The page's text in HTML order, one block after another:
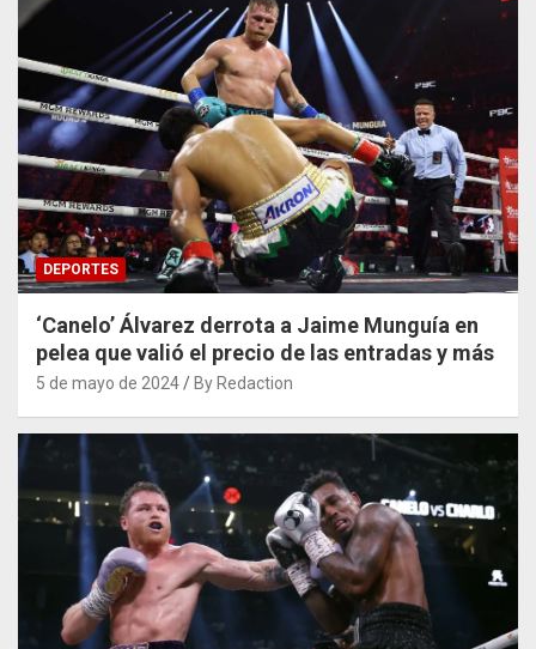
DEPORTES
‘Canelo’ Álvarez derrota a Jaime Munguía en
pelea que valió el precio de las entradas y más
5 de mayo de 2024 By Redaction